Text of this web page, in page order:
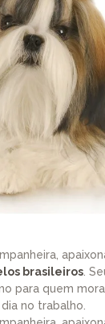
brasileiros .
para quem
dia no trabalho.